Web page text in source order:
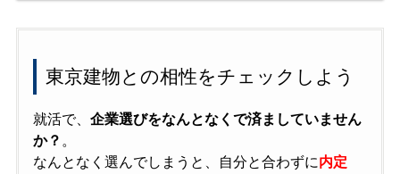
東京建物との相性をチェックしよう
就活で、 企業選びをなんとなくで済ましていません
か？ 。
なんとなく選んでしまうと、自分と合わずに内定